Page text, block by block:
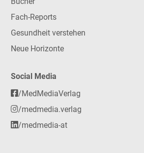
Fach-Reports
Gesundheit verstehen
Neue Horizonte
Social Media
/MedMediaVerlag
/medmedia.verlag
/medmedia-at